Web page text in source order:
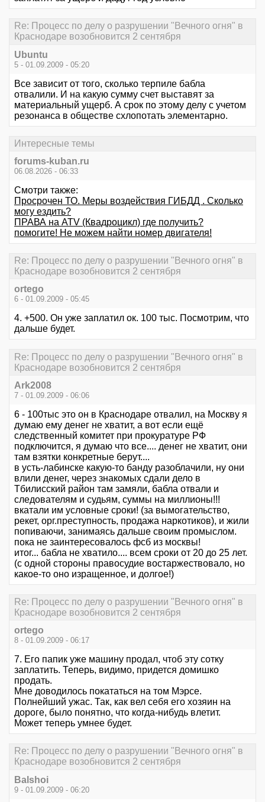
Re: Процесс по делу о разрушении "Вечного огня" в
Краснодаре возобновится 2 сентября
Ubuntu
5 - 01.09.2009 - 05:20
Все зависит от того, сколько терпиле бабла
отвалили. И на какую сумму счет выставят за
материальный ущерб. А срок по этому делу с учетом
резонанса в обществе схлопотать элементарно.
Интересные темы
forums-kuban.ru
06.08.2026 - 06:33
Смотри также:
Просрочен ТО. Меры воздействия ГИБДД . Сколько
могу ездить?
ПРАВА на ATV (Квадроцикл) где получить?
помогите! Не можем найти номер двигателя!
Re: Процесс по делу о разрушении "Вечного огня" в
Краснодаре возобновится 2 сентября
ortego
6 - 01.09.2009 - 05:45
4. +500. Он уже заплатил ок. 100 тыс. Посмотрим, что
дальше будет.
Re: Процесс по делу о разрушении "Вечного огня" в
Краснодаре возобновится 2 сентября
Ark2008
7 - 01.09.2009 - 06:06
6 - 100тыс это он в Краснодаре отвалил, на Москву я
думаю ему денег не хватит, а вот если ещё
следственный комитет при прокуратуре РФ
подключится, я думаю что все.... денег не хватит, они
там взятки конкретные берут....
в усть-лабинске какую-то банду разоблачили, ну они
влили денег, через знакомых сдали дело в
Тбилисский район там замяли, бабла отвали и
следователям и судьям, суммы на миллионы!!!
вкатали им условные сроки! (за вымогательство,
рекет, орг.преступность, продажа наркотиков), и жили
попиваючи, занимаясь дальше своим промыслом.
пока не заинтересовалось фсб из москвы!
итог... бабла не хватило.... всем сроки от 20 до 25 лет.
(с одной стороны правосудие востаржествовало, но
какое-то оно изращенное, и долгое!)
Re: Процесс по делу о разрушении "Вечного огня" в
Краснодаре возобновится 2 сентября
ortego
8 - 01.09.2009 - 06:17
7. Его папик уже машину продал, чтоб эту сотку
заплатить. Теперь, видимо, придется домишко
продать.
Мне доводилось покататься на том Мэрсе.
Полнейший ужас. Так, как вел себя его хозяин на
дороге, было понятно, что когда-нибудь влетит.
Может теперь умнее будет.
Re: Процесс по делу о разрушении "Вечного огня" в
Краснодаре возобновится 2 сентября
Balshoi
9 - 01.09.2009 - 06:20